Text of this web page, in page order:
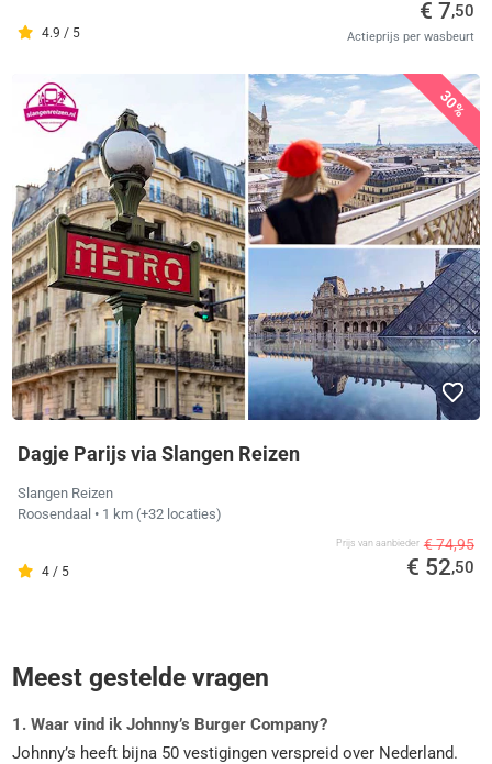
4.9 / 5
€ 7,50
Actieprijs per wasbeurt
30%
Dagje Parijs via Slangen Reizen
Slangen Reizen
Roosendaal • 1 km (+32 locaties)
4 / 5
Prijs van aanbieder € 74,95
€ 52,50
Meest gestelde vragen
1. Waar vind ik Johnny’s Burger Company?
Johnny’s heeft bijna 50 vestigingen verspreid over Nederland.